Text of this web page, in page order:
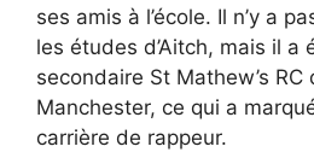
ses amis à l’école. Il n’y a
les études d’Aitch, mais il a
secondaire St Mathew’s RC
Manchester, ce qui a
carrière de rappeur.